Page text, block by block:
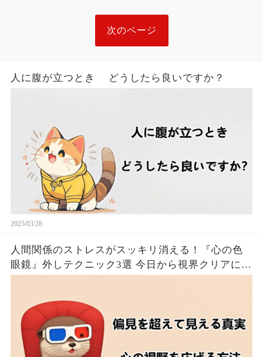
次のページ
人に腹が立つとき どうしたら良いですか？
2025/03/28
人間関係のストレスがスッキリ消える！『心の色
眼鏡』外しテクニック3選 今日から視界クリアにな